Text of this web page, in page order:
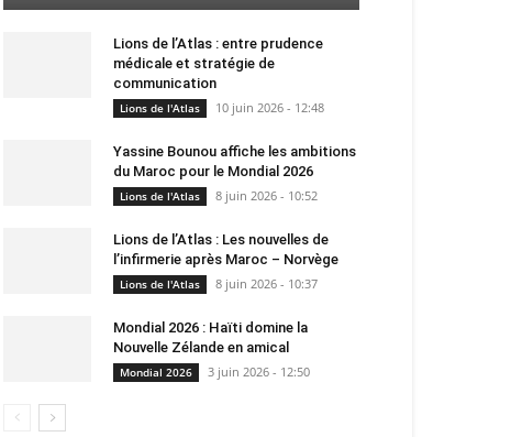
Lions de l’Atlas : entre prudence
médicale et stratégie de
communication
Lions de l'Atlas 10 juin 2026 - 12:48
Yassine Bounou affiche les ambitions
du Maroc pour le Mondial 2026
Lions de l'Atlas 8 juin 2026 - 10:52
Lions de l’Atlas : Les nouvelles de
l’infirmerie après Maroc – Norvège
Lions de l'Atlas 8 juin 2026 - 10:37
Mondial 2026 : Haïti domine la
Nouvelle Zélande en amical
Mondial 2026 3 juin 2026 - 12:50